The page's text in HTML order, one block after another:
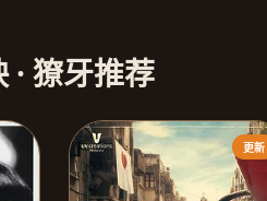
· 獠牙推荐
更新